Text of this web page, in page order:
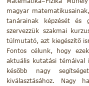
magyar
tanárainak képzését és
szervezzük szakmai
túlmutató, azt kiegészítő
Fontos célunk, hogy
aktuális kutatási témáival
később nagy
kiválasztásához. Nagy